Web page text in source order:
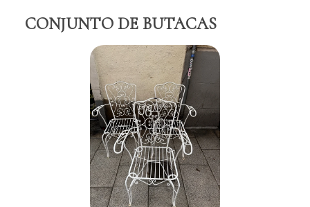
CONJUNTO DE BUTACAS